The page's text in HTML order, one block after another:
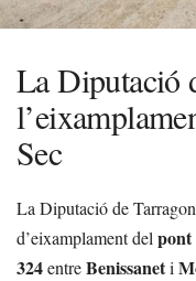
La Diputació
Sec
La Diputació de
d’eixamplament del pont
324entreBenissaneti